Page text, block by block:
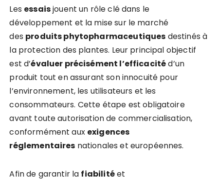
Les essaisjouent un rôle clé dans le
développement et la mise sur le marché
des produits phytopharmaceutiques destinés à
la protection des plantes. Leur principal objectif
est d’évaluer précisément l’efficacitéd’un
produit tout en assurant son innocuité pour
l’environnement, les utilisateurs et les
consommateurs. Cette étape est obligatoire
avant toute autorisation de commercialisation,
conformément aux exigences
réglementaires nationales et européennes.
Afin de garantir la fiabilitéet